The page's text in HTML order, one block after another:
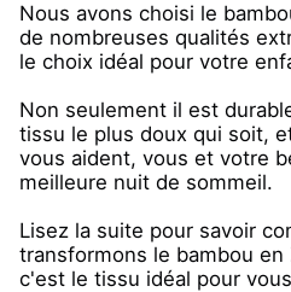
Nous avons choisi le
de nombreuses qualités
le choix idéal pour votre
Non seulement il est
tissu le plus doux qui soit,
vous aident, vous et votre
meilleure nuit de sommeil.
Lisez la suite pour savoir
transformons le bambou
c'est le tissu idéal pour